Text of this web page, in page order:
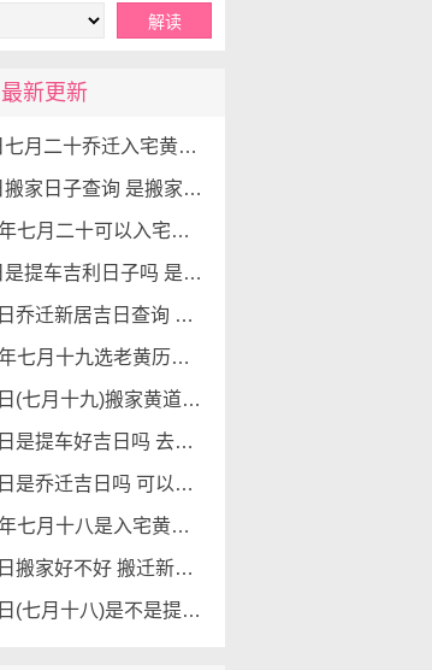
最新更新
2026年9月1日七月二十乔迁入宅黄道吉日查询 是搬家吉日么
2026年9月1日搬家日子查询 是搬家好日子么
农历二零二六年七月二十可以入宅吗 2026年9月1日本日入宅吉利么
2026年9月1日是提车吉利日子吗 是提新车的吉日吗
2026年8月31日乔迁新居吉日查询 乔迁新居有什么讲究
农历二零二六年七月十九选老黄历入宅 2026年8月31日这天可以入宅搬家吗
2026年8月31日(七月十九)搬家黄道吉日 是搬家的好日子吗
2026年8月31日是提车好吉日吗 去提车如何
2026年8月30日是乔迁吉日吗 可以搬新家么
农历二零二六年七月十八是入宅黄道吉日吗 2026年8月30日可以入宅搬入新家吗
2026年8月30日搬家好不好 搬迁新居吉利么
2026年8月30日(七月十八)是不是提车吉日 可以提新车吗